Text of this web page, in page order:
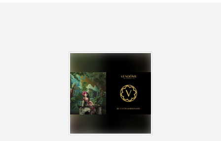
Steaks.
Variationen)
Um Tisch / Lounge Reservierung wird im voraus per
DM/Email gebeten.
Genieße unseren Aperitivo von 19Uhr bis 21Uhr ! Du